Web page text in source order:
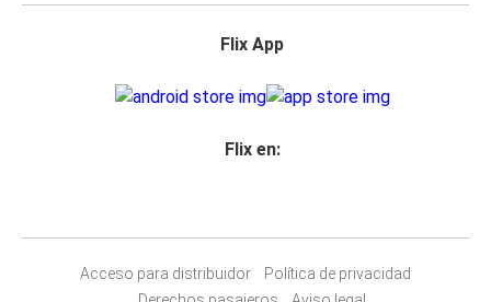
Flix App
Flix en:
Acceso para distribuidor
Política de privacidad